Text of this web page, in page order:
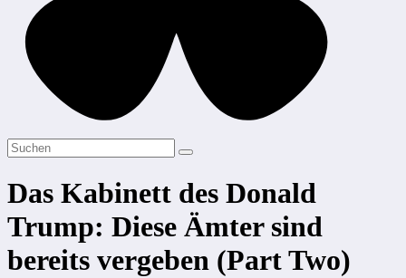
Das Kabinett des Donald
Trump: Diese Ämter sind
bereits vergeben (Part Two)